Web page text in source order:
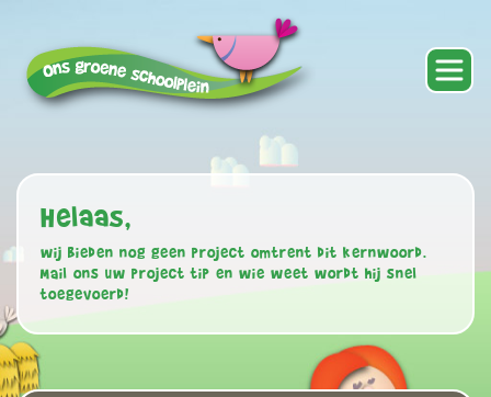
Helaas,
wij bieden nog geen project omtrent dit kernwoord.
Mail ons uw project tip en wie weet wordt hij snel
toegevoerd!